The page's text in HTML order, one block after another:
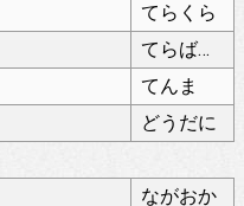
てらくら
てらばやし
てんま
どうだに
ながおか